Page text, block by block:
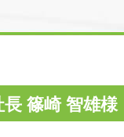
篠崎 智雄様